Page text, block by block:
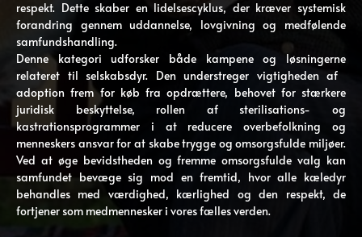
respekt. Dette skaber en lidelsescyklus, der kræver systemisk
forandring gennem uddannelse, lovgivning og medfølende
samfundshandling.
Denne kategori udforsker både kampene og løsningerne
relateret til selskabsdyr. Den understreger vigtigheden af ​​
adoption frem for køb fra opdrættere, behovet for stærkere
juridisk beskyttelse, rollen af ​​sterilisations- og
kastrationsprogrammer i at reducere overbefolkning og
menneskers ansvar for at skabe trygge og omsorgsfulde miljøer.
Ved at øge bevidstheden og fremme omsorgsfulde valg kan
samfundet bevæge sig mod en fremtid, hvor alle kæledyr
behandles med værdighed, kærlighed og den respekt, de
fortjener som medmennesker i vores fælles verden.